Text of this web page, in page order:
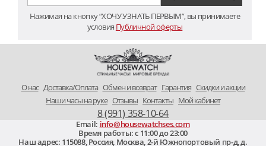
Нажимая на кнопку “ХОЧУ УЗНАТЬ ПЕРВЫМ”, вы принимаете
условия Публичной оферты
O нас Доставка/Оплата Обмен и возврат Гарантия Скидки и акции
Наши часы на руке Отзывы Контакты Мой кабинет
8 (991) 358-10-64
Email: info@housewatchses.com
Время работы: c 11:00 до 23:00
Наш адрес: 115088, Россия, Москва 2-й Южнопортовый пр-д, д.